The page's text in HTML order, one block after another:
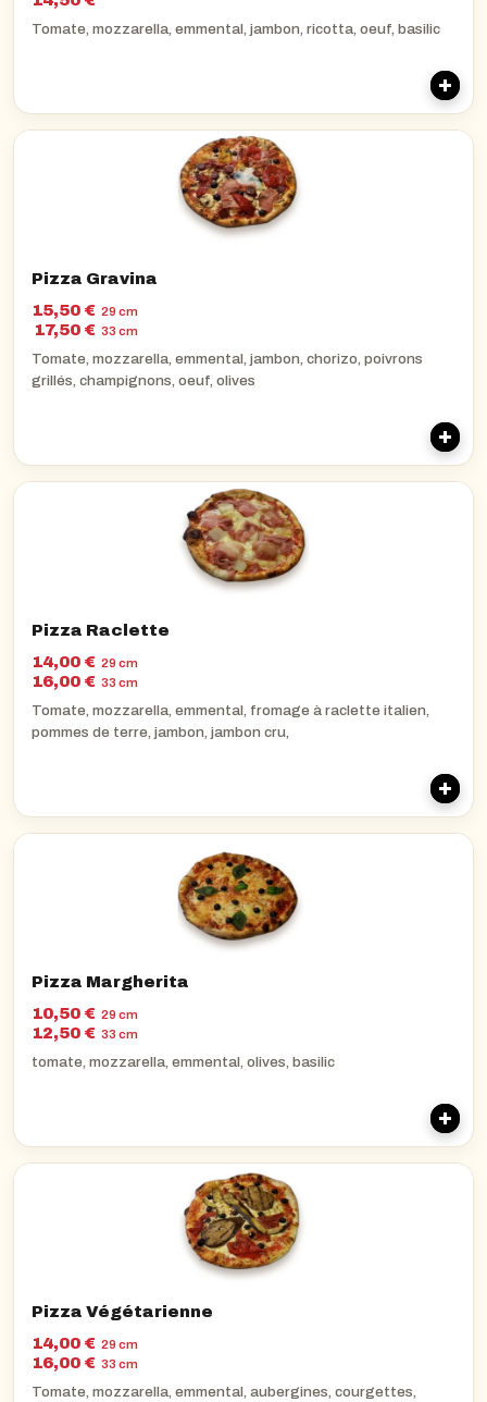
Tomate, mozzarella, emmental, jambon, ricotta, oeuf, basilic
Pizza Gravina
15,50 € 29 cm
17,50 € 33 cm
Tomate, mozzarella, emmental, jambon, chorizo, poivrons
grillés, champignons, oeuf, olives
Pizza Raclette
14,00 € 29 cm
16,00 € 33 cm
Tomate, mozzarella, emmental, fromage à raclette italien,
pommes de terre, jambon, jambon cru,
Pizza Margherita
10,50 € 29 cm
12,50 € 33 cm
tomate, mozzarella, emmental, olives, basilic
Pizza Végétarienne
14,00 € 29 cm
16,00 € 33 cm
Tomate, mozzarella, emmental, aubergines, courgettes,